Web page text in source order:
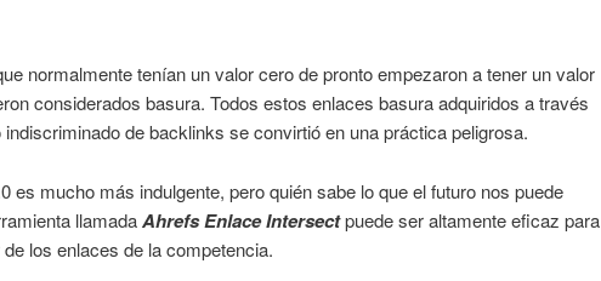
normalmente tenían un valor cero de pronto empezaron a tener un valor
considerados basura. Todos estos enlaces basura adquiridos a través
de backlinks se convirtió en una práctica peligrosa.
es mucho más indulgente, pero quién sabe lo que el futuro nos puede
llamadaAhrefs Enlace Intersectpuede ser altamente eficaz para
los enlaces de la competencia.